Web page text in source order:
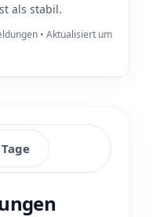
als stabil.
• Aktualisiert um